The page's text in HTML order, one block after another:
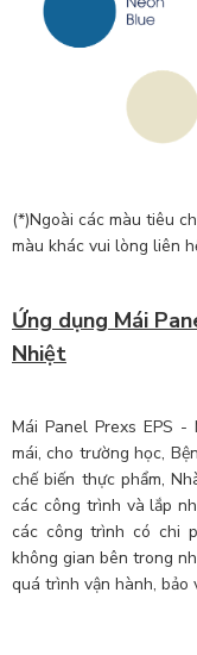
(*)Ngoài các màu tiêu
màu khác vui lòng liên
Ứng dụng Mái
Nhiệt
Mái Panel Prexs EPS
mái, cho trường học,
chế biến thực phẩm,
các công trình và lắp
các công trình có chi
không gian bên trong
quá trình vận hành, bảo